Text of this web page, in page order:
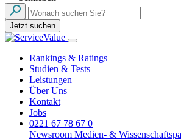
Jetzt suchen
Rankings & Ratings
Studien & Tests
Leistungen
Über Uns
Kontakt
Jobs
0221 67 78 67 0
Newsroom Medien- &